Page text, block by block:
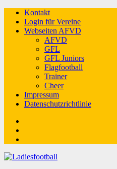
Kontakt
Login für Vereine
Webseiten AFVD
AFVD
GFL
GFL Juniors
Flagfootball
Trainer
Cheer
Impressum
Datenschutzrichtlinie